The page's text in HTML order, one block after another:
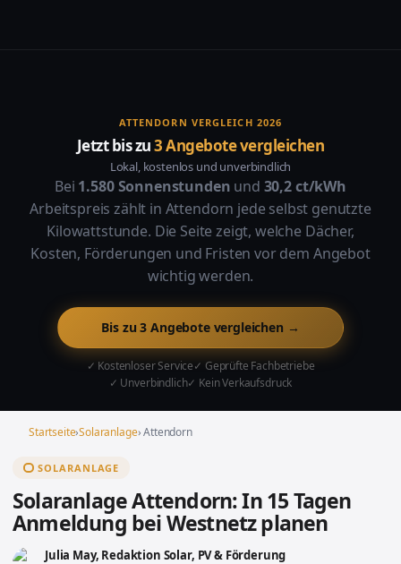
ATTENDORN VERGLEICH 2026
Jetzt bis zu3 Angebote vergleichen
Lokal, kostenlos und unverbindlich
Bei 1.580 Sonnenstunden und 30,2 ct/kWh
Arbeitspreis zählt in Attendorn jede selbst genutzte
Kilowattstunde. Die Seite zeigt, welche Dächer,
Kosten, Förderungen und Fristen vor dem Angebot
wichtig werden.
Bis zu 3 Angebote vergleichen →
✓ Kostenloser Service✓ Geprüfte Fachbetriebe
✓ Unverbindlich✓ Kein Verkaufsdruck
Startseite›Solaranlage› Attendorn
SOLARANLAGE
Solaranlage Attendorn: In 15 Tagen
Anmeldung bei Westnetz planen
Julia May, Redaktion Solar, PV & Förderung